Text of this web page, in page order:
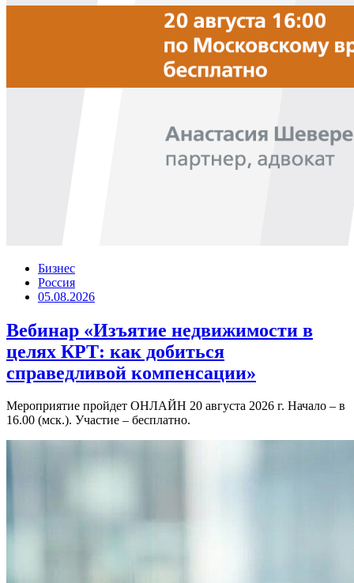
Бизнес
Россия
05.08.2026
Вебинар «Изъятие недвижимости в
целях КРТ: как добиться
справедливой компенсации»
Мероприятие пройдет ОНЛАЙН 20 августа 2026 г. Начало – в
16.00 (мск.). Участие – бесплатно.